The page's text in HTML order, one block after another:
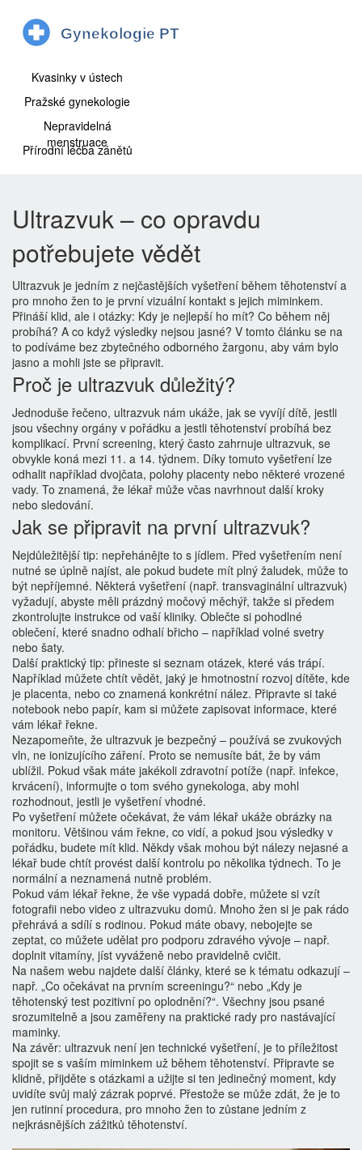
Kvasinky v ústech
Pražské gynekologie
Nepravidelná
menstruace
Přírodní léčba zánětů
Ultrazvuk – co opravdu
potřebujete vědět
Ultrazvuk je jedním z nejčastějších vyšetření během těhotenství a
pro mnoho žen to je první vizuální kontakt s jejich miminkem.
Přináší klid, ale i otázky: Kdy je nejlepší ho mít? Co během něj
probíhá? A co když výsledky nejsou jasné? V tomto článku se na
to podíváme bez zbytečného odborného žargonu, aby vám bylo
jasno a mohli jste se připravit.
Proč je ultrazvuk důležitý?
Jednoduše řečeno, ultrazvuk nám ukáže, jak se vyvíjí dítě, jestli
jsou všechny orgány v pořádku a jestli těhotenství probíhá bez
komplikací. První screening, který často zahrnuje ultrazvuk, se
obvykle koná mezi 11. a 14. týdnem. Díky tomuto vyšetření lze
odhalit například dvojčata, polohy placenty nebo některé vrozené
vady. To znamená, že lékař může včas navrhnout další kroky
nebo sledování.
Jak se připravit na první ultrazvuk?
Nejdůležitější tip: nepřehánějte to s jídlem. Před vyšetřením není
nutné se úplně najíst, ale pokud budete mít plný žaludek, může to
být nepříjemné. Některá vyšetření (např. transvaginální ultrazvuk)
vyžadují, abyste měli prázdný močový měchýř, takže si předem
zkontrolujte instrukce od vaší kliniky. Oblečte si pohodlné
oblečení, které snadno odhalí břicho – například volné svetry
nebo šaty.
Další praktický tip: přineste si seznam otázek, které vás trápí.
Například můžete chtít vědět, jaký je hmotnostní rozvoj dítěte, kde
je placenta, nebo co znamená konkrétní nález. Připravte si také
notebook nebo papír, kam si můžete zapisovat informace, které
vám lékař řekne.
Nezapomeňte, že ultrazvuk je bezpečný – používá se zvukových
vln, ne ionizujícího záření. Proto se nemusíte bát, že by vám
ublížil. Pokud však máte jakékoli zdravotní potíže (např. infekce,
krvácení), informujte o tom svého gynekologa, aby mohl
rozhodnout, jestli je vyšetření vhodné.
Po vyšetření můžete očekávat, že vám lékař ukáže obrázky na
monitoru. Většinou vám řekne, co vidí, a pokud jsou výsledky v
pořádku, budete mít klid. Někdy však mohou být nálezy nejasné a
lékař bude chtít provést další kontrolu po několika týdnech. To je
normální a neznamená nutně problém.
Pokud vám lékař řekne, že vše vypadá dobře, můžete si vzít
fotografii nebo video z ultrazvuku domů. Mnoho žen si je pak rádo
přehrává a sdílí s rodinou. Pokud máte obavy, nebojejte se
zeptat, co můžete udělat pro podporu zdravého vývoje – např.
doplnit vitamíny, jíst vyváženě nebo pravidelně cvičit.
Na našem webu najdete další články, které se k tématu odkazují –
např. „Co očekávat na prvním screeningu?“ nebo „Kdy je
těhotenský test pozitivní po oplodnění?“. Všechny jsou psané
srozumitelně a jsou zaměřeny na praktické rady pro nastávající
maminky.
Na závěr: ultrazvuk není jen technické vyšetření, je to příležitost
spojit se s vaším miminkem už během těhotenství. Připravte se
klidně, přijděte s otázkami a užijte si ten jedinečný moment, kdy
uvidíte svůj malý zázrak poprvé. Přestože se může zdát, že je to
jen rutinní procedura, pro mnoho žen to zůstane jedním z
nejkrásnějších zážitků těhotenství.